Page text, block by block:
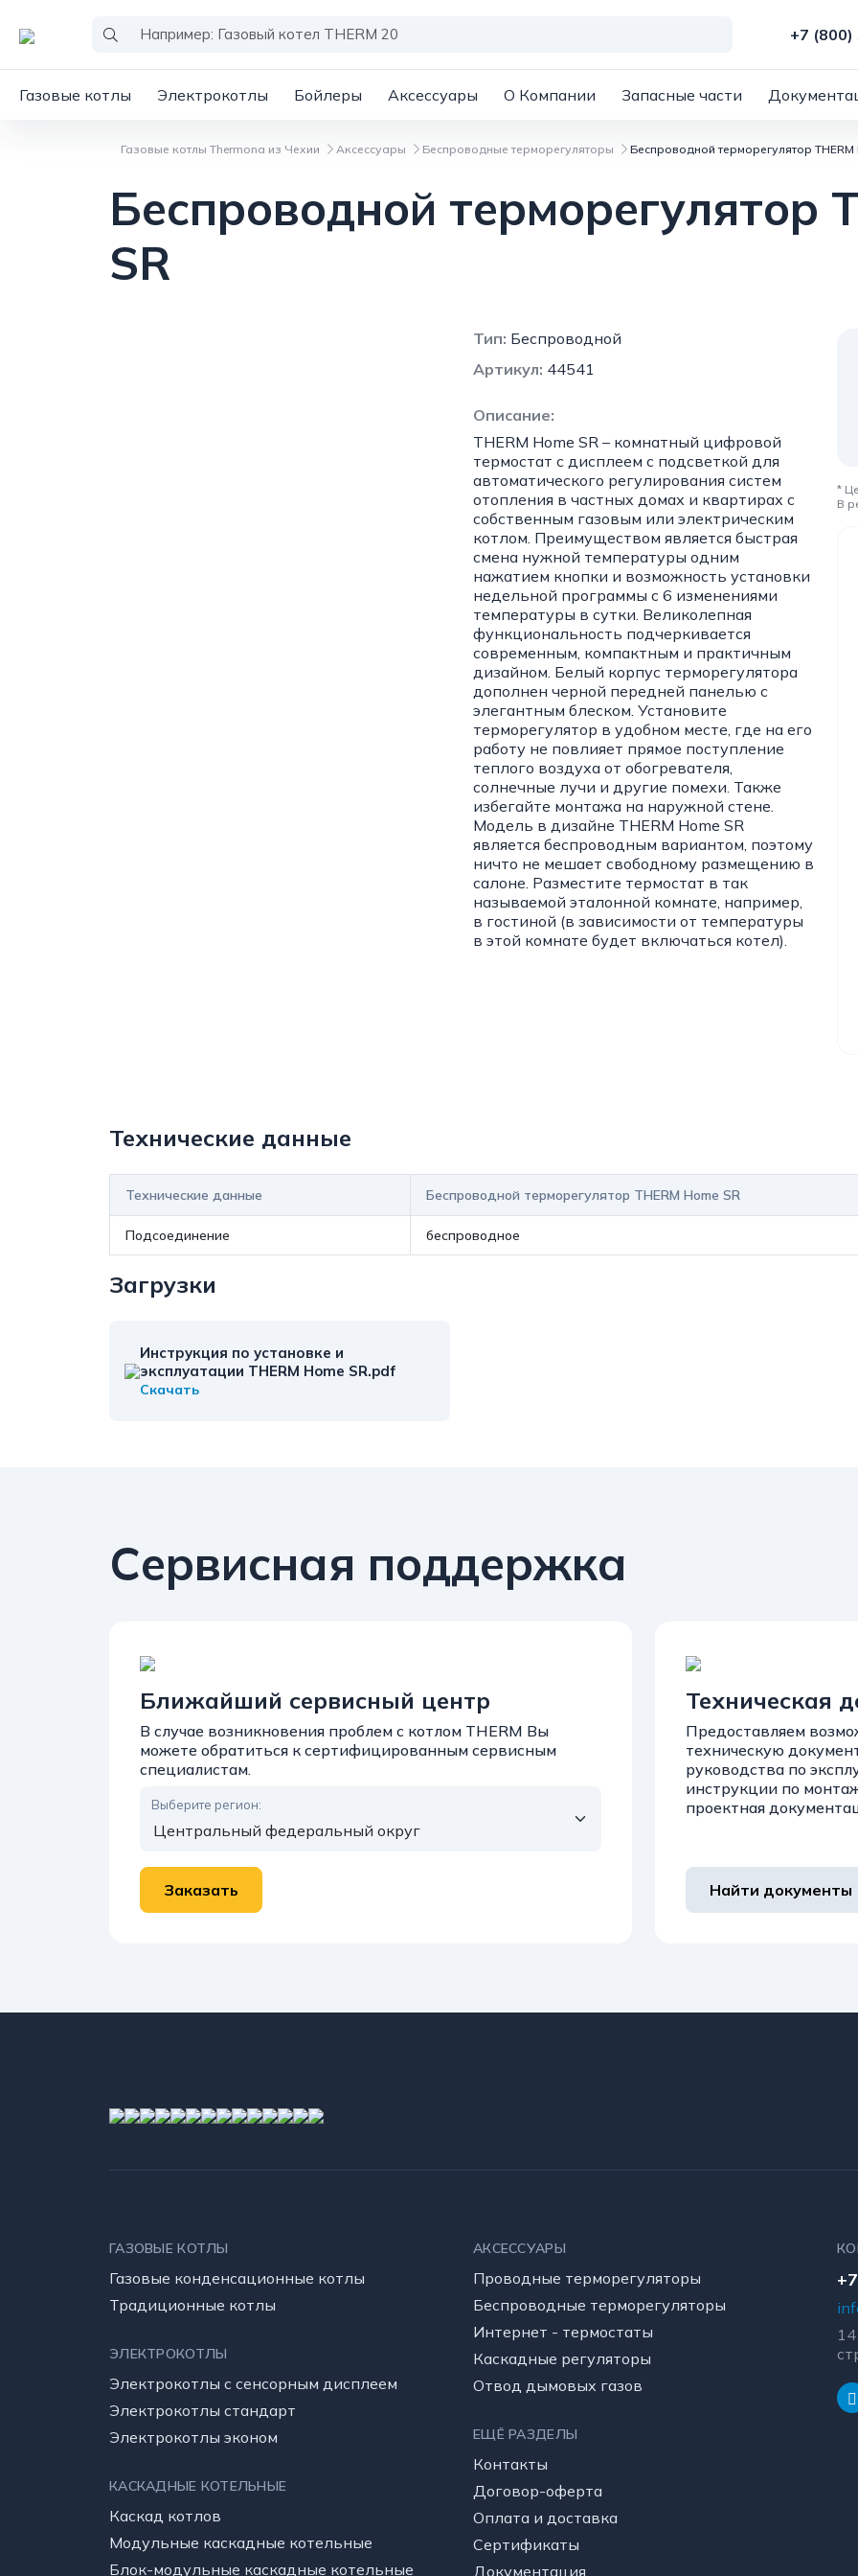
+7
Газовые котлы Электрокотлы Бойлеры Аксессуары О Компании Запасные части
Газовые котлы Thermona из Чехии Аксессуары Беспроводные терморегуляторы Беспроводной терморегулятор THERM
Беспроводной терморегулятор
SR
*
В
Тип: Беспроводной
Артикул: 44541
Описание:
THERM Home SR – комнатный цифровой
термостат с дисплеем с подсветкой для
автоматического регулирования систем
отопления в частных домах и квартирах с
собственным газовым или электрическим
котлом. Преимуществом является быстрая
смена нужной температуры одним
нажатием кнопки и возможность установки
недельной программы с 6 изменениями
температуры в сутки. Великолепная
функциональность подчеркивается
современным, компактным и практичным
дизайном. Белый корпус терморегулятора
дополнен черной передней панелью с
элегантным блеском. Установите
терморегулятор в удобном месте, где на его
работу не повлияет прямое поступление
теплого воздуха от обогревателя,
солнечные лучи и другие помехи. Также
избегайте монтажа на наружной стене.
Модель в дизайне THERM Home SR
является беспроводным вариантом, поэтому
ничто не мешает свободному размещению в
салоне. Разместите термостат в так
называемой эталонной комнате, например,
в гостиной (в зависимости от температуры
в этой комнате будет включаться котел).
Технические данные
Технические данные Беспроводной терморегулятор THERM Home SR
Подсоединение беспроводное
Загрузки
Инструкция по установке и
эксплуатации THERM Home SR.pdf
Скачать
Сервисная поддержка
Ближайший сервисный центр
В случае возникновения проблем с котлом THERM Вы
можете обратиться к сертифицированным сервисным
специалистам.
Выберите регион:
Техническая
Предоставляем
техническую
руководства по
инструкции по
проектная
Найти документы
ГАЗОВЫЕ КОТЛЫ
Газовые конденсационные котлы
Традиционные котлы
ЭЛЕКТРОКОТЛЫ
Электрокотлы с сенсорным дисплеем
Электрокотлы стандарт
Электрокотлы эконом
КАСКАДНЫЕ КОТЕЛЬНЫE
Каскад котлов
Модульные каскадные котельные
Блок-модульные каскадные котельные
АКСЕССУАРЫ
Проводные терморегуляторы
Беспроводные терморегуляторы
Интернет - термостаты
Каскадные регуляторы
Отвод дымовых газов
ЕЩЁ РАЗДЕЛЫ
Контакты
Договор-оферта
Оплата и доставка
Сертификаты
Документация